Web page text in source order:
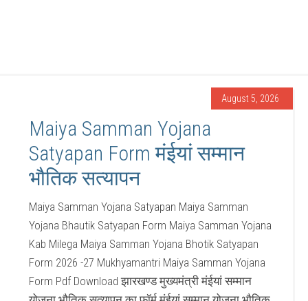
August 5, 2026
Maiya Samman Yojana
Satyapan Form मंईयां सम्मान
भौतिक सत्यापन
Maiya Samman Yojana Satyapan Maiya Samman
Yojana Bhautik Satyapan Form Maiya Samman Yojana
Kab Milega Maiya Samman Yojana Bhotik Satyapan
Form 2026 -27 Mukhyamantri Maiya Samman Yojana
Form Pdf Download झारखण्ड मुख्यमंत्री मंईयां सम्मान